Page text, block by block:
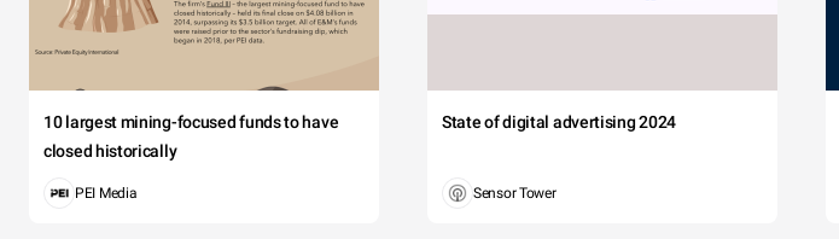
10 largest mining-focused funds to have
closed historically
PEI Media
State of digital advertising 2024
Sensor Tower